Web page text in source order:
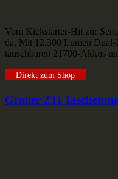
Vom Kickstarter-Hit zur
da. Mit 12.300 Lumen
tauschbaren 21700-Akkus
Direkt zum Shop
Grailer 2Ti